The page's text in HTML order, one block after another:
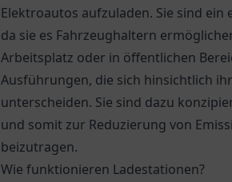
Elektroautos aufzuladen. Sie sind
da sie es Fahrzeughaltern
Arbeitsplatz oder in öffentlichen
Ausführungen, die sich hinsichtlich
unterscheiden. Sie sind dazu
und somit zur Reduzierung von
beizutragen.
Wie funktionieren Ladestationen?